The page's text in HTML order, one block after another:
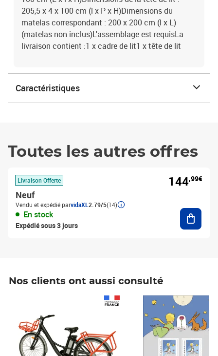
205,5 x 4 x 100 cm (l x P x H)Dimensions du
matelas correspondant : 200 x 200 cm (l x L)
(matelas non inclus)L'assemblage est requisLa
livraison contient :1 x cadre de lit1 x tête de lit
Caractéristiques
Toutes les autres offres
Livraison Offerte
Neuf
Vendu et expédié parvidaXL 2.79/5(14)
En stock
Expédié sous 3 jours
144,99€
Nos clients ont aussi consulté
Prix 7,50€